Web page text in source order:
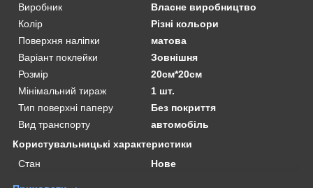
Виробник
Власне виробництво
Колір
Різні кольори
Поверхня наліпки
матова
Варіант поклейки
Зовнішня
Розмір
20см*20см
Мінімальний тираж
1 шт.
Тип поверхні паперу
Без покриття
Вид транспорту
автомобіль
Користувальницькі характеристики
Стан
Нове